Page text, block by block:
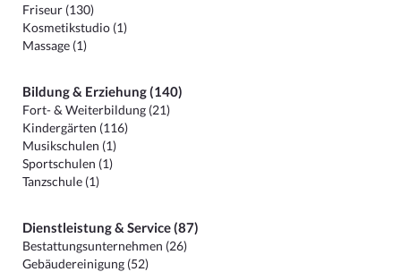
Friseur (130)
Kosmetikstudio (1)
Massage (1)
Bildung & Erziehung (140)
Fort- & Weiterbildung (21)
Kindergärten (116)
Musikschulen (1)
Sportschulen (1)
Tanzschule (1)
Dienstleistung & Service (87)
Bestattungsunternehmen (26)
Gebäudereinigung (52)